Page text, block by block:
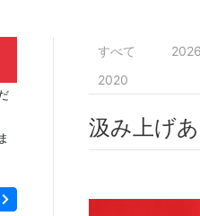
すべて 2026
2020
汲み上げ